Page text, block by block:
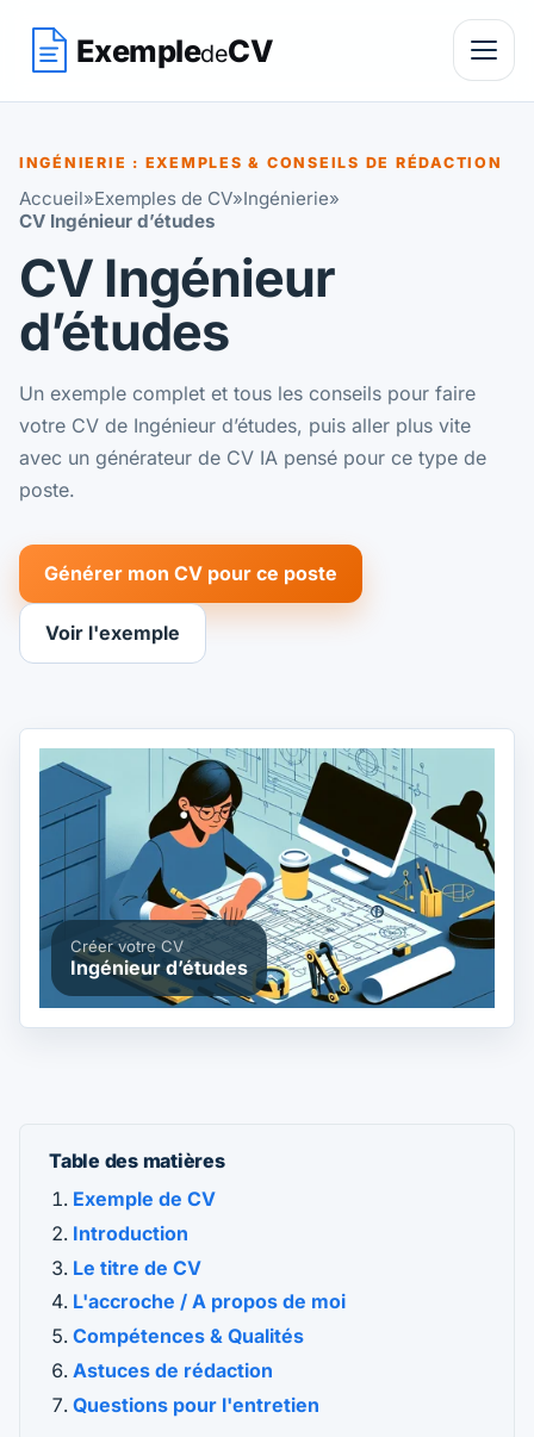
ExempledeCV
INGÉNIERIE : EXEMPLES & CONSEILS DE RÉDACTION
Accueil»Exemples de CV»Ingénierie»
CV Ingénieur d’études
CV Ingénieur
d’études
Un exemple complet et tous les conseils pour faire
votre CV de Ingénieur d’études, puis aller plus vite
avec un générateur de CV IA pensé pour ce type de
poste.
Générer mon CV pour ce poste
Voir l'exemple
Créer votre CV
Ingénieur d’études
Table des matières
Exemple de CV
Introduction
Le titre de CV
L'accroche / A propos de moi
Compétences & Qualités
Astuces de rédaction
Questions pour l'entretien